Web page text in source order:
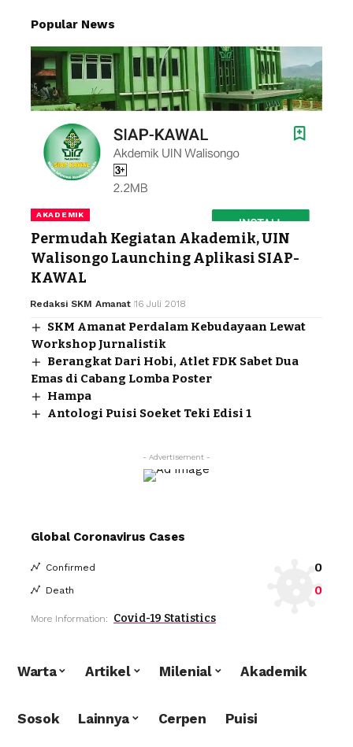
Popular News
AKADEMIK
Permudah Kegiatan Akademik, UIN
Walisongo Launching Aplikasi SIAP-
KAWAL
Redaksi SKM Amanat 16 Juli 2018
SKM Amanat Perdalam Kebudayaan Lewat
Workshop Jurnalistik
Berangkat Dari Hobi, Atlet FDK Sabet Dua
Emas di Cabang Lomba Poster
Hampa
Antologi Puisi Soeket Teki Edisi 1
- Advertisement -
Global Coronavirus Cases
Confirmed 0
Death 0
More Information: Covid-19 Statistics
Warta Artikel Milenial Akademik
Sosok Lainnya Cerpen Puisi